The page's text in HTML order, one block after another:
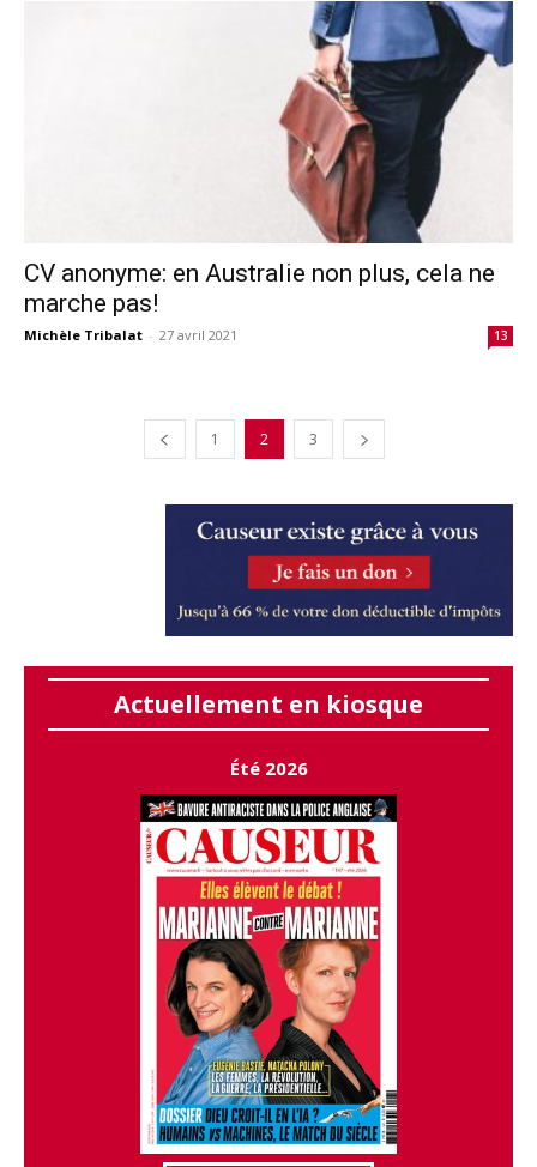
CV anonyme: en Australie non plus, cela ne
marche pas!
Michèle Tribalat - 27 avril 2021 13
1 2 3
Actuellement en kiosque
Été 2026